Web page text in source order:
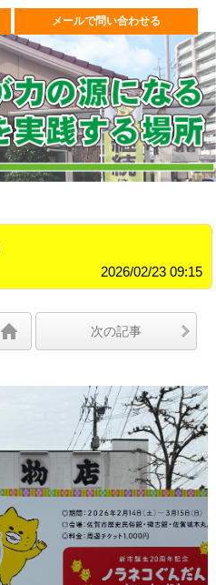
メールで問い合わせる
2026/02/23 09:15
次の記事